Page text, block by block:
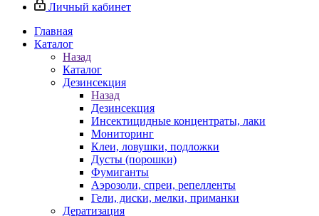
Личный кабинет
Главная
Каталог
Назад
Каталог
Дезинсекция
Назад
Дезинсекция
Инсектицидные концентраты, лаки
Мониторинг
Клеи, ловушки, подложки
Дусты (порошки)
Фумиганты
Аэрозоли, спреи, репелленты
Гели, диски, мелки, приманки
Дератизация